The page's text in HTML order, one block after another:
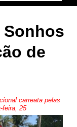
Sonhos
de
carreata pelas
feira, 25